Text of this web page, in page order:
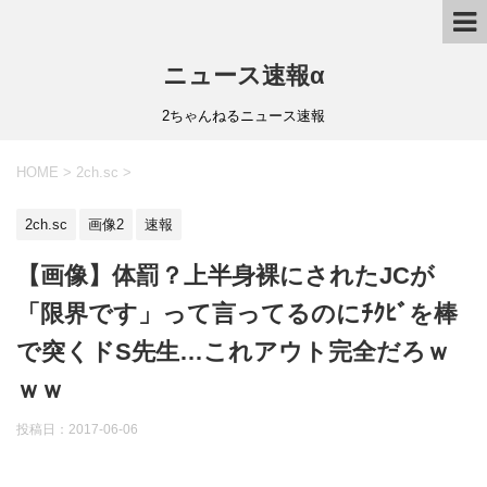
ニュース速報α
2ちゃんねるニュース速報
HOME > 2ch.sc >
2ch.sc 画像2 速報
【画像】体罰？上半身裸にされたJCが
「限界です」って言ってるのにﾁｸﾋﾞを棒
で突くドS先生…これアウト完全だろｗ
ｗｗ
投稿日： 2017-06-06